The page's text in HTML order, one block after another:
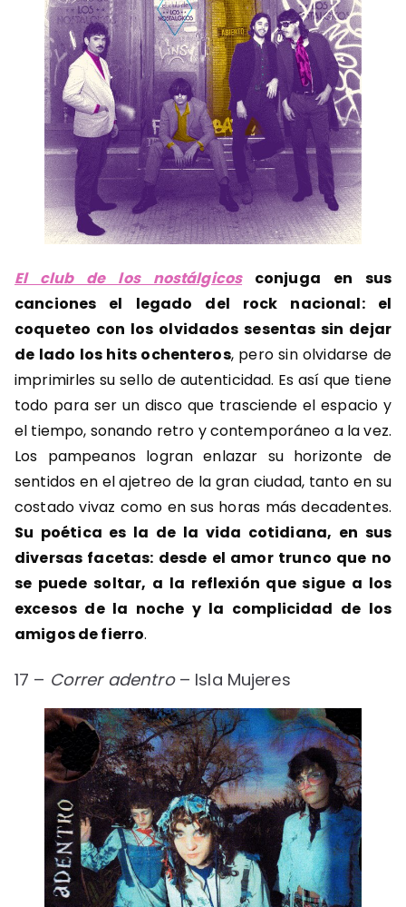
El club de los nostálgicosconjuga en sus
canciones el legado del rock nacional: el
coqueteo con los olvidados sesentas sin dejar
de lado los hits ochenteros, pero sin olvidarse de
imprimirles su sello de autenticidad. Es así que tiene
todo para ser un disco que trasciende el espacio y
el tiempo, sonando retro y contemporáneo a la vez.
Los pampeanos logran enlazar su horizonte de
sentidos en el ajetreo de la gran ciudad, tanto en su
costado vivaz como en sus horas más decadentes.
Su poética es la de la vida cotidiana, en sus
diversas facetas: desde el amor trunco que no
se puede soltar, a la reflexión que sigue a los
excesos de la noche y la complicidad de los
amigos de fierro.
17 – Correr adentro– Isla Mujeres